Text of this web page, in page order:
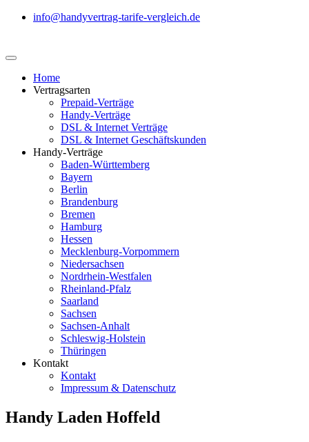
info@handyvertrag-tarife-vergleich.de
Home
Vertragsarten
Prepaid-Verträge
Handy-Verträge
DSL & Internet Verträge
DSL & Internet Geschäftskunden
Handy-Verträge
Baden-Württemberg
Bayern
Berlin
Brandenburg
Bremen
Hamburg
Hessen
Mecklenburg-Vorpommern
Niedersachsen
Nordrhein-Westfalen
Rheinland-Pfalz
Saarland
Sachsen
Sachsen-Anhalt
Schleswig-Holstein
Thüringen
Kontakt
Kontakt
Impressum & Datenschutz
Handy Laden Hoffeld